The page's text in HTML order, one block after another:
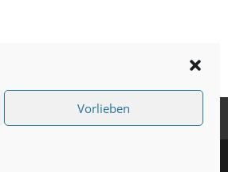
Vorlieben